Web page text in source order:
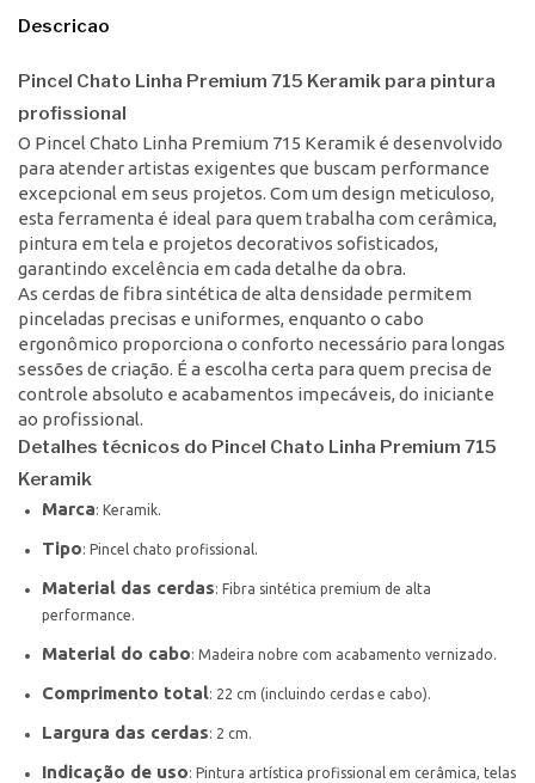
Descricao
Pincel Chato Linha Premium 715 Keramik para pintura
profissional
O Pincel Chato Linha Premium 715 Keramik é desenvolvido
para atender artistas exigentes que buscam performance
excepcional em seus projetos. Com um design meticuloso,
esta ferramenta é ideal para quem trabalha com cerâmica,
pintura em tela e projetos decorativos sofisticados,
garantindo excelência em cada detalhe da obra.
As cerdas de fibra sintética de alta densidade permitem
pinceladas precisas e uniformes, enquanto o cabo
ergonômico proporciona o conforto necessário para longas
sessões de criação. É a escolha certa para quem precisa de
controle absoluto e acabamentos impecáveis, do iniciante
ao profissional.
Detalhes técnicos do Pincel Chato Linha Premium 715
Keramik
Marca: Keramik.
Tipo: Pincel chato profissional.
Material das cerdas: Fibra sintética premium de alta
performance.
Material do cabo: Madeira nobre com acabamento vernizado.
Comprimento total: 22 cm (incluindo cerdas e cabo).
Largura das cerdas: 2 cm.
Indicação de uso: Pintura artística profissional em cerâmica, telas